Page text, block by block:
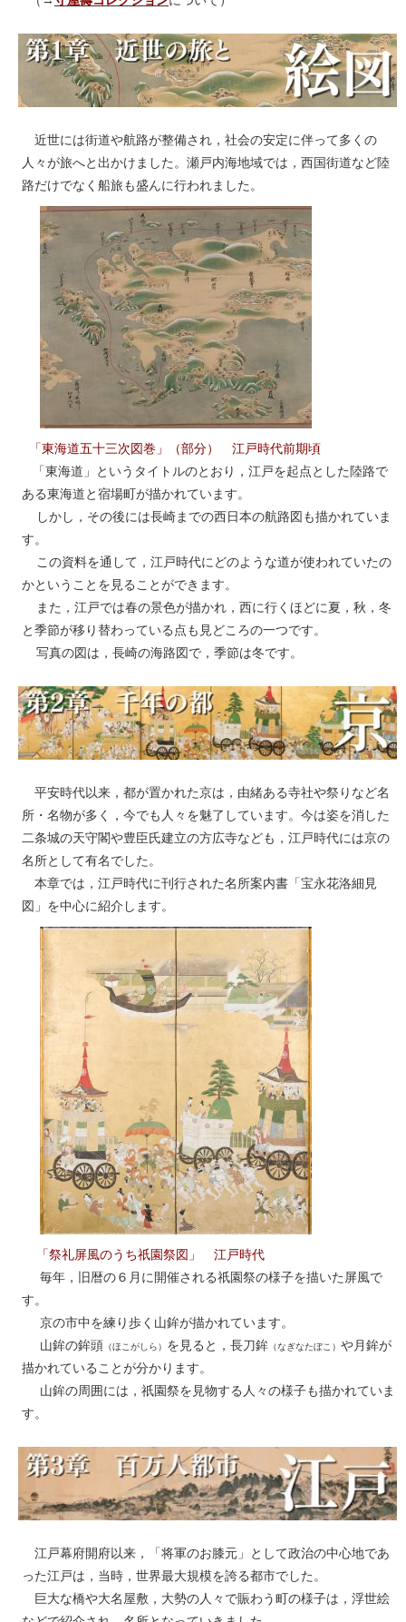
近世には街道や航路が整備され，社会の安定に伴って多くの
人々が旅へと出かけました。瀬戸内海地域では，西国街道など陸
路だけでなく船旅も盛んに行われました。
「東海道五十三次図巻」（部分） 江戸時代前期頃
「東海道」というタイトルのとおり，江戸を起点とした陸路で
ある東海道と宿場町が描かれています。
しかし，その後には長崎までの西日本の航路図も描かれていま
す。
この資料を通して，江戸時代にどのような道が使われていたの
かということを見ることができます。
また，江戸では春の景色が描かれ，西に行くほどに夏，秋，冬
と季節が移り替わっている点も見どころの一つです。
写真の図は，長崎の海路図で，季節は冬です。
平安時代以来，都が置かれた京は，由緒ある寺社や祭りなど名
所・名物が多く，今でも人々を魅了しています。今は姿を消した
二条城の天守閣や豊臣氏建立の方広寺なども，江戸時代には京の
名所として有名でした。
本章では，江戸時代に刊行された名所案内書「宝永花洛細見
図」を中心に紹介します。
「祭礼屏風のうち祇園祭図」 江戸時代
毎年，旧暦の６月に開催される祇園祭の様子を描いた屏風で
す。
京の市中を練り歩く山鉾が描かれています。
山鉾の鉾頭 （ほこがしら） を見ると，長刀鉾 （なぎなたぼこ） や月鉾が
描かれていることが分かります。
山鉾の周囲には，祇園祭を見物する人々の様子も描かれていま
す。
江戸幕府開府以来，「将軍のお膝元」として政治の中心地であ
った江戸は，当時，世界最大規模を誇る都市でした。
巨大な橋や大名屋敷，大勢の人々で賑わう町の様子は，浮世絵